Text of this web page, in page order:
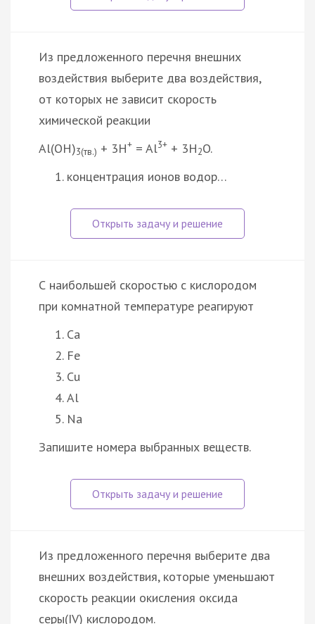
Из предложенного перечня внешних
воздействия выберите два воздействия,
от которых не зависит скорость
химической реакции
Al(OH)3(тв.) + 3H+ = Al3+ + 3H2O.
концентрация ионов водор…
С наибольшей скоростью с кислородом
при комнатной температуре реагируют
Ca
Fe
Cu
Al
Na
Запишите номера выбранных веществ.
Из предложенного перечня выберите два
внешних воздействия, которые уменьшают
скорость реакции окисления оксида
серы(IV) кислородом.